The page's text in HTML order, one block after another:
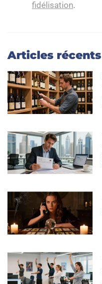
fidélisation.
Articles récents